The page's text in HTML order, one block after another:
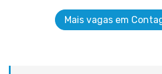
Mais vagas em